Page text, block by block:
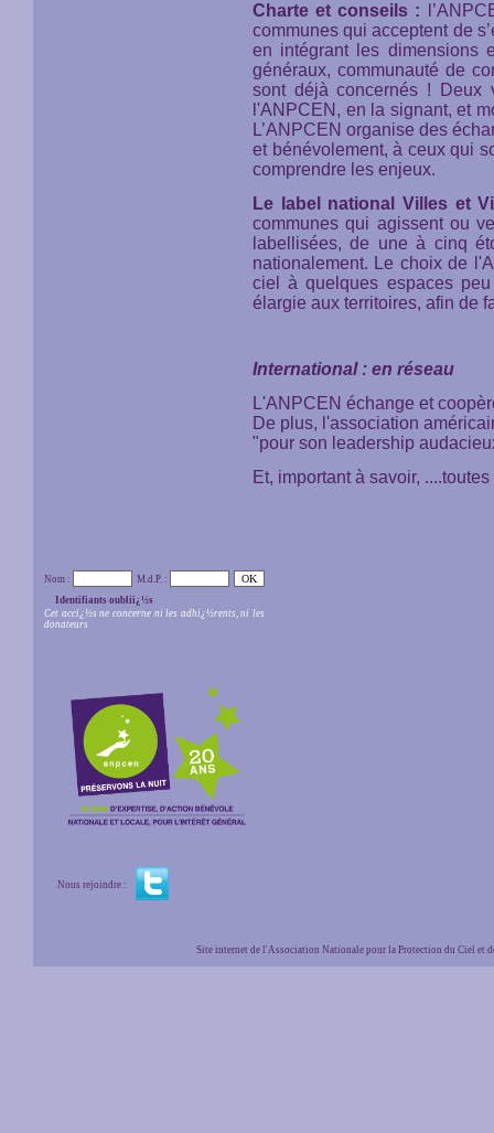
Charte et conseils :
communes qui acceptent de
en intégrant les dimensions
généraux, communauté de
sont déjà concernés !
l'ANPCEN, en la signant, et
L’ANPCEN organise des
et bénévolement, à ceux qui
comprendre les enjeux.
Le label national Villes et
communes qui agissent ou
labellisées, de une à cinq
nationalement. Le choix de
ciel à quelques espaces
élargie aux territoires, afin de
International : en réseau
L'ANPCEN échange et
De plus, l'association
"pour son leadership
Et, important à savoir,
Nom :
M.d.P. :
Identifiants oubliï¿½s
Cet accï¿½s ne concerne ni les adhï¿½rents, ni les
donateurs
Nous rejoindre :
Site internet de l'Association Nationale pour la Protection du Ciel et de